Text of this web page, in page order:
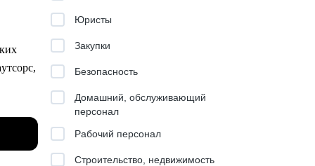
Юристы
Закупки
Безопасность
Домашний, обслуживающий
персонал
Рабочий персонал
Строительство, недвижимость